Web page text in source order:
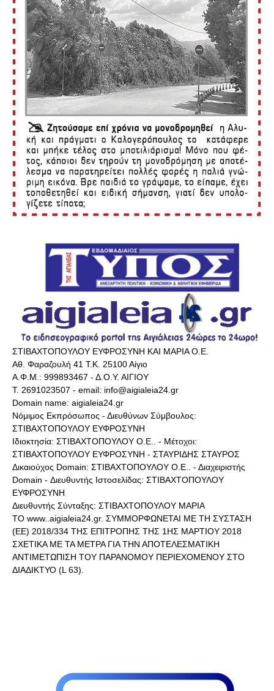
ΣΤΙΒΑΧΤΟΠΟΥΛΟΥ ΕΥΦΡΟΣΥΝΗ ΚΑΙ ΜΑΡΙΑ Ο.Ε.
Αθ. Φαραζουλή 41 Τ.Κ. 25100 Αίγιο
Α.Φ.Μ.: 999893467 - Δ.Ο.Υ. ΑΙΓΙΟΥ
Τ. 2691023507 - email: info@aigialeia24.gr
Domain name: aigialeia24.gr
Νόμιμος Εκπρόσωπος - Διευθύνων Σύμβουλος:
ΣΤΙΒΑΧΤΟΠΟΥΛΟΥ ΕΥΦΡΟΣΥΝΗ
Ιδιοκτησία: ΣΤΙΒΑΧΤΟΠΟΥΛΟΥ Ο.Ε.. - Μέτοχοι:
ΣΤΙΒΑΧΤΟΠΟΥΛΟΥ ΕΥΦΡΟΣΥΝΗ - ΣΤΑΥΡΙΔΗΣ ΣΤΑΥΡΟΣ
Δικαιούχος Domain: ΣΤΙΒΑΧΤΟΠΟΥΛΟΥ Ο.Ε.. - Διαχειριστής
Domain - Διευθυντής Ιστοσελίδας: ΣΤΙΒΑΧΤΟΠΟΥΛΟΥ
ΕΥΦΡΟΣΥΝΗ
Διευθυντής Σύνταξης: ΣΤΙΒΑΧΤΟΠΟΥΛΟΥ ΜΑΡΙΑ
ΤΟ www..aigialeia24.gr. ΣΥΜΜΟΡΦΩΝΕΤΑΙ ΜΕ ΤΗ ΣΥΣΤΑΣΗ
(ΕΕ) 2018/334 ΤΗΣ ΕΠΙΤΡΟΠΗΣ ΤΗΣ 1ΗΣ ΜΑΡΤΙΟΥ 2018
ΣΧΕΤΙΚΑ ΜΕ ΤΑ ΜΕΤΡΑ ΓΙΑ ΤΗΝ ΑΠΟΤΕΛΕΣΜΑΤΙΚΗ
ΑΝΤΙΜΕΤΩΠΙΣΗ ΤΟΥ ΠΑΡΑΝΟΜΟΥ ΠΕΡΙΕΧΟΜΕΝΟΥ ΣΤΟ
ΔΙΑΔΙΚΤΥΟ (L 63).